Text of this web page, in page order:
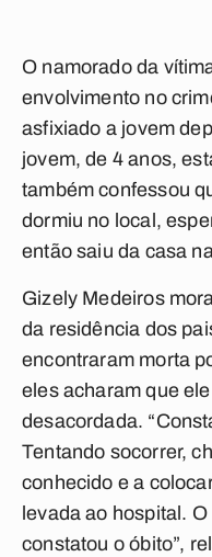
O namorado da
envolvimento no
asfixiado a jovem
jovem, de 4 anos,
também confessou
dormiu no local,
então saiu da casa
Gizely Medeiros
da residência dos
encontraram morta
eles acharam que
desacordada.
Tentando socorrer,
conhecido e a
levada ao hospital.
constatou o óbito”,